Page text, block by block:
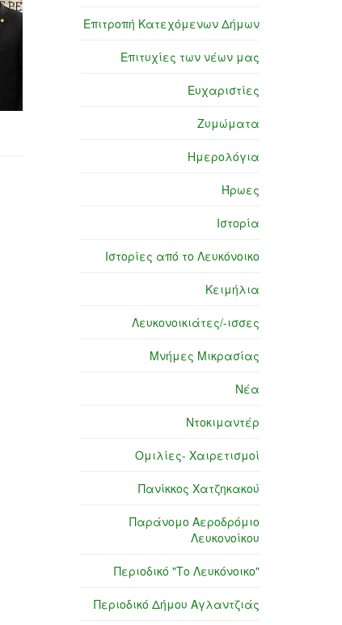
Επιτροπή Κατεχόμενων Δήμων
Επιτυχίες των νέων μας
Ευχαριστίες
Ζυμώματα
Ημερολόγια
Ήρωες
Ιστορία
Ιστορίες από το Λευκόνοικο
Κειμήλια
Λευκονοικιάτες/-ισσες
Μνήμες Μικρασίας
Νέα
Ντοκιμαντέρ
Ομιλίες- Χαιρετισμοί
Πανίκκος Χατζηκακού
Παράνομο Αεροδρόμιο
Λευκονοίκου
Περιοδικό "Το Λευκόνοικο"
Περιοδικό Δήμου Αγλαντζιάς